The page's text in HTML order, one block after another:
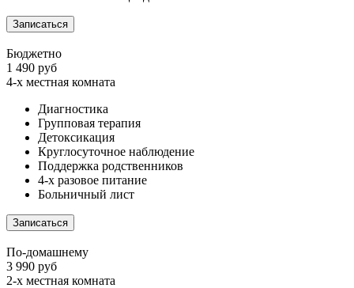
Записаться
Бюджетно
1 490 руб
4-х местная комната
Диагностика
Групповая терапия
Детоксикация
Круглосуточное наблюдение
Поддержка родственников
4-х разовое питание
Больничный лист
Записаться
По-домашнему
3 990 руб
2-х местная комната